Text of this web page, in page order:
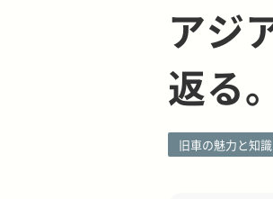
アジ
返る
旧車の魅力と知識